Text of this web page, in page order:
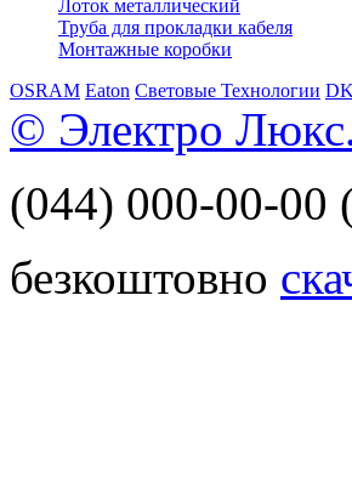
Лоток металлический
Труба для прокладки кабеля
Монтажные коробки
OSRAM Eaton Световые Технологии
© Электро
(044) 000-00-00
безкоштовно